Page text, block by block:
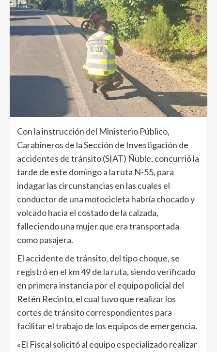
Con la instrucción del Ministerio Público,
Carabineros de la Sección de Investigación de
accidentes de tránsito (SIAT) Ñuble, concurrió la
tarde de este domingo a la ruta N-55, para
indagar las circunstancias en las cuales el
conductor de una motocicleta habría chocado y
volcado hacia el costado de la calzada,
falleciendo una mujer que era transportada
como pasajera.
El accidente de tránsito, del tipo choque, se
registró en el km 49 de la ruta, siendo verificado
en primera instancia por el equipo policial del
Retén Recinto, el cual tuvo que realizar los
cortes de tránsito correspondientes para
facilitar el trabajo de los equipos de emergencia.
«El Fiscal solicitó al equipo especializado realizar